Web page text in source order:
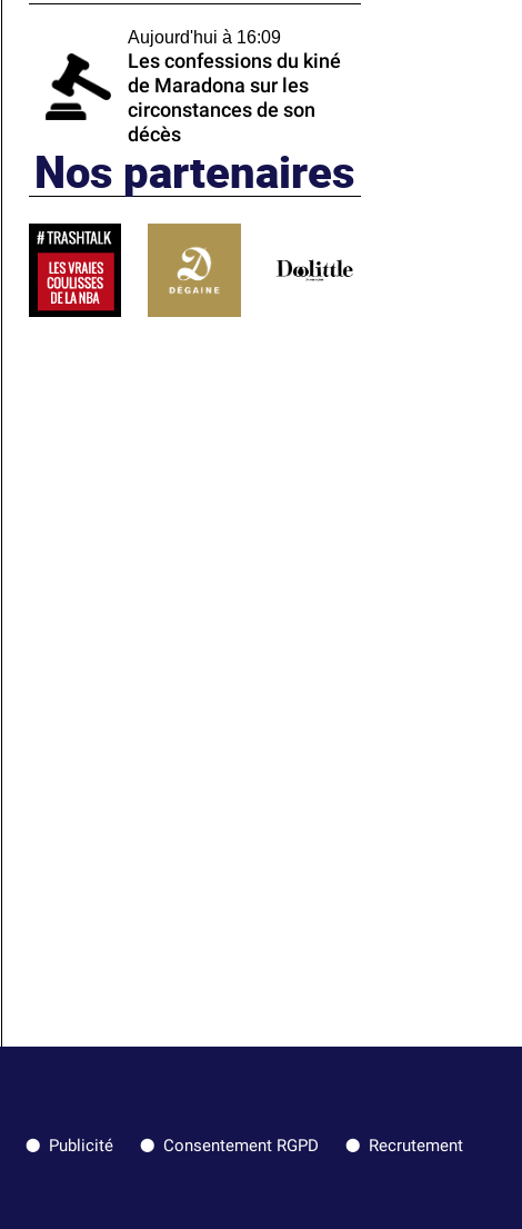
Aujourd'hui à 16:09
Les confessions du kiné
de Maradona sur les
circonstances de son
décès
Nos partenaires
Publicité Consentement RGPD Recrutement